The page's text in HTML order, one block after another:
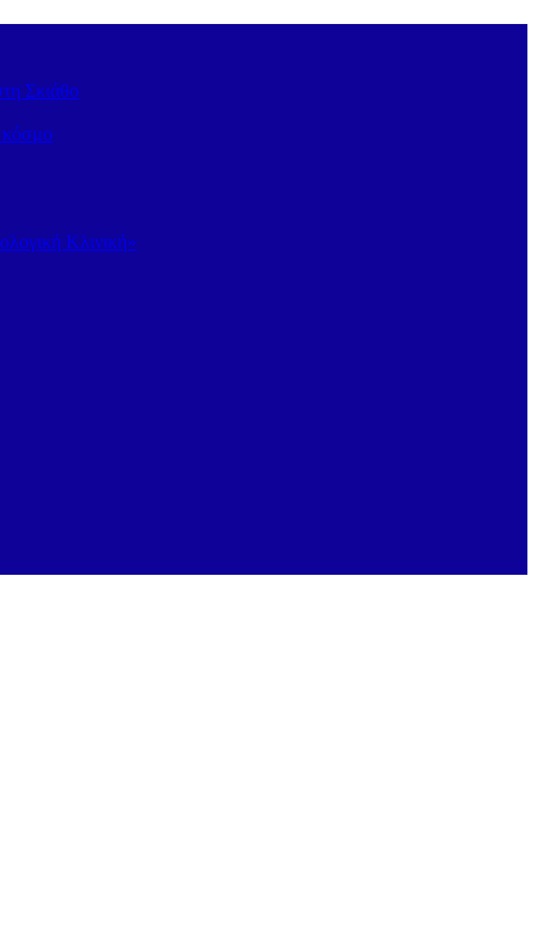
Σκιάθο
κόσμο
Κλινική»